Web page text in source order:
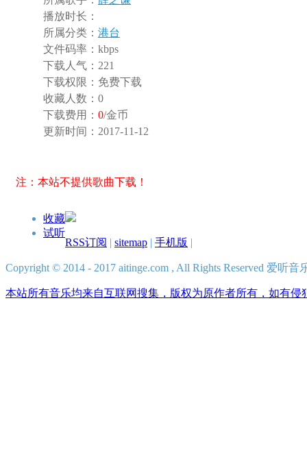
播放时长：
所属分类： 港台
文件码率： kbps
下载人气： 221
下载权限： 免费下载
收藏人数： 0
下载费用： 0/金币
更新时间： 2017-11-12
注：本站不提供歌曲下载！
收藏
试听
RSS订阅 | sitemap | 手机版 |
Copyright © 2014 - 2017 aitinge.com , All Rights Reserved 爱听音
本站所有音乐均来自互联网搜集，版权为原作者所有，如有侵